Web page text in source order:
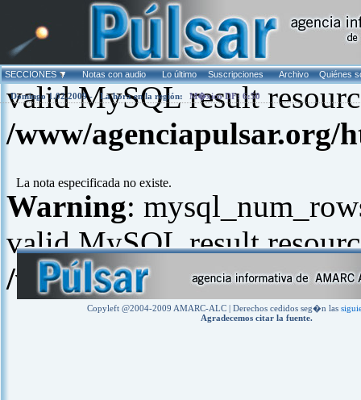
Warning:
valid MySQL result
/www/agenciapulsar.org/
Warning:
valid MySQL result
/www/agenciapulsar.org/
SECCIONES Notas con audio Lo último Suscripciones Archivo Quiénes
Domingo 1.02.2009 - La hora en la región: M�xico DF: 6:50
La nota especificada no existe.
Copyleft @2004-2009 AMARC-ALC | Derechos cedidos seg�n las
Agradecemos citar la fuente.